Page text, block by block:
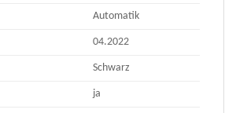
Automatik
04.2022
Schwarz
ja